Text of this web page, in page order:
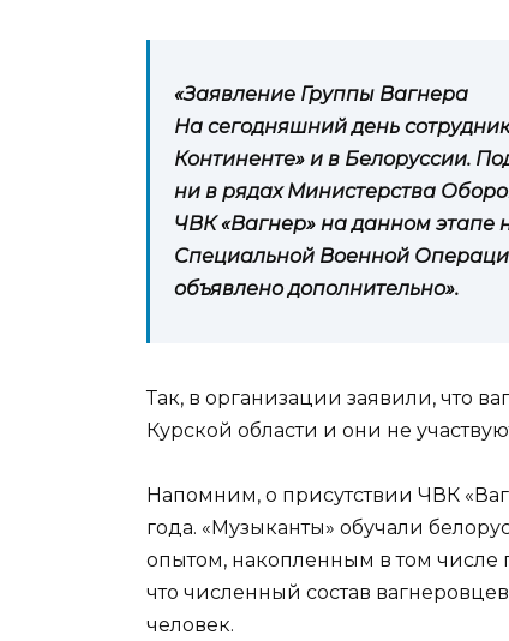
«Заявление Группы Вагнера
На сегодняшний день
Континенте» и в Белоруссии.
ни в рядах Министерства
ЧВК «Вагнер» на данном этапе
Специальной Военной
объявлено дополнительно».
Так, в организации заявили, что
Курской области и они не
Напомним, о присутствии ЧВК
года. «Музыканты» обучали
опытом, накопленным в том числе
что численный состав
человек.